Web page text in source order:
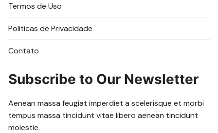
Termos de Uso
Politicas de Privacidade
Contato
Subscribe to Our Newsletter
Aenean massa feugiat imperdiet a scelerisque et morbi
tempus massa tincidunt vitae libero aenean tincidunt
molestie.